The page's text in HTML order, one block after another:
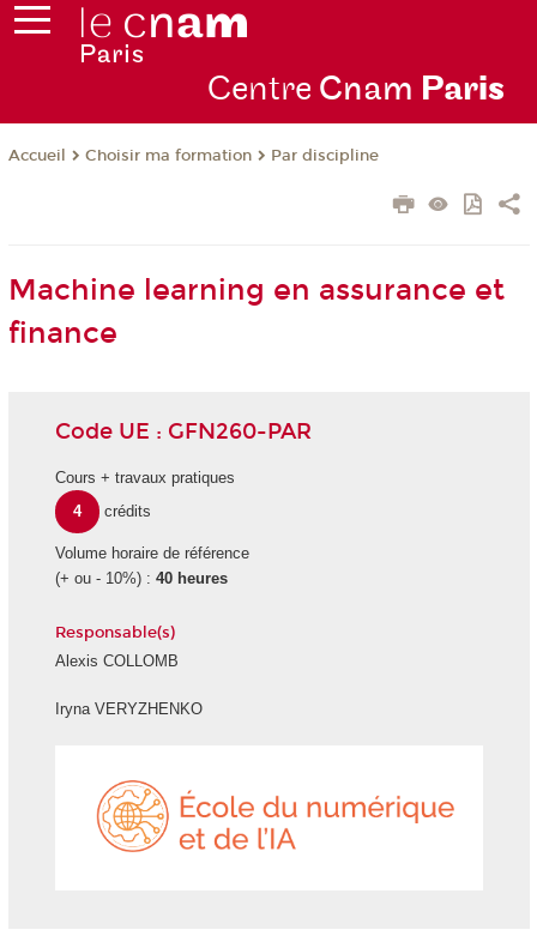
Centre Cnam Paris
Accueil Choisir ma formation Par discipline
Machine learning en assurance et
finance
Code UE : GFN260-PAR
Cours + travaux pratiques
4
crédits
Volume horaire de référence
(+ ou - 10%) : 40 heures
Responsable(s)
Alexis COLLOMB
Iryna VERYZHENKO